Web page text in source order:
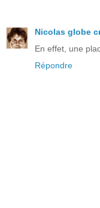
Nicolas globe
En effet, une
Répondre